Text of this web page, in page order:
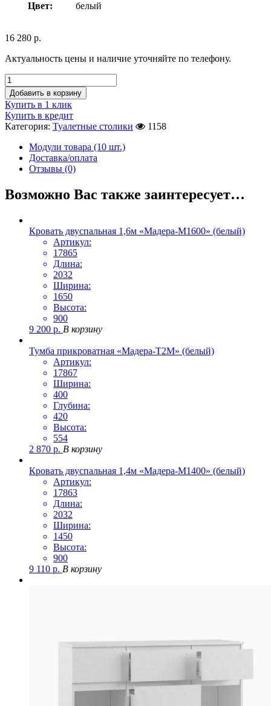
Цвет: белый
16 280 р.
Актуальность цены и наличие уточняйте по телефону.
Добавить в корзину
Купить в 1 клик
Купить в кредит
Категория: Туалетные столики
1158
Модули товара (10 шт.)
Доставка/оплата
Отзывы (0)
Возможно Вас также заинтересует…
Кровать двуспальная 1,6м «Мадера-М1600» (белый)
Артикул:
17865
Длина:
2032
Ширина:
1650
Высота:
900
9 200 р. В корзину
Тумба прикроватная «Мадера-Т2М» (белый)
Артикул:
17867
Ширина:
400
Глубина:
420
Высота:
554
2 870 р. В корзину
Кровать двуспальная 1,4м «Мадера-М1400» (белый)
Артикул:
17863
Длина:
2032
Ширина:
1450
Высота:
900
9 110 р. В корзину